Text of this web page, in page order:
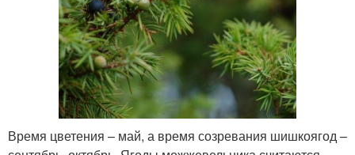
Время цветения – май, а время созревания шишкоягод –